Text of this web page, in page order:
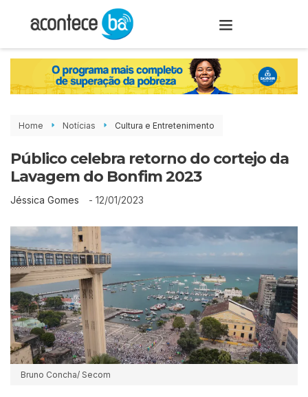
Home Notícias Cultura e Entretenimento
Público celebra retorno do cortejo da
Lavagem do Bonfim 2023
Jéssica Gomes - 12/01/2023
Bruno Concha/ Secom